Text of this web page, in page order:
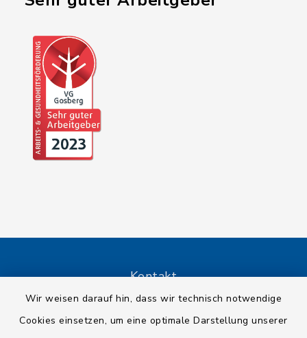
Wir weisen darauf hin, dass wir technisch notwendige
Cookies einsetzen, um eine optimale Darstellung unserer
Kontakt